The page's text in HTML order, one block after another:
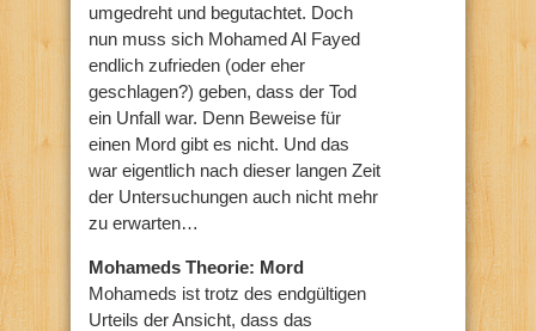
umgedreht und begutachtet. Doch
nun muss sich Mohamed Al Fayed
endlich zufrieden (oder eher
geschlagen?) geben, dass der Tod
ein Unfall war. Denn Beweise für
einen Mord gibt es nicht. Und das
war eigentlich nach dieser langen Zeit
der Untersuchungen auch nicht mehr
zu erwarten…
Mohameds Theorie: Mord
Mohameds ist trotz des endgültigen
Urteils der Ansicht, dass das